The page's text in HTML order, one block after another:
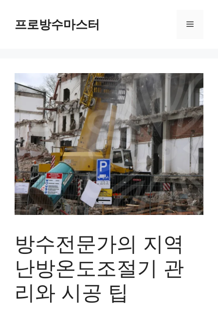
프로방수마스터 메
방수전문가의 지역
난방온도조절기 관
리와 시공 팁